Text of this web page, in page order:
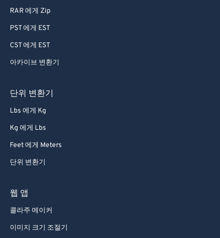
RAR 에게 Zip
PST 에게 EST
CST 에게 EST
아카이브 변환기
단위 변환기
Lbs 에게 Kg
Kg 에게 Lbs
Feet 에게 Meters
단위 변환기
웹 앱
콜라주 메이커
이미지 크기 조절기